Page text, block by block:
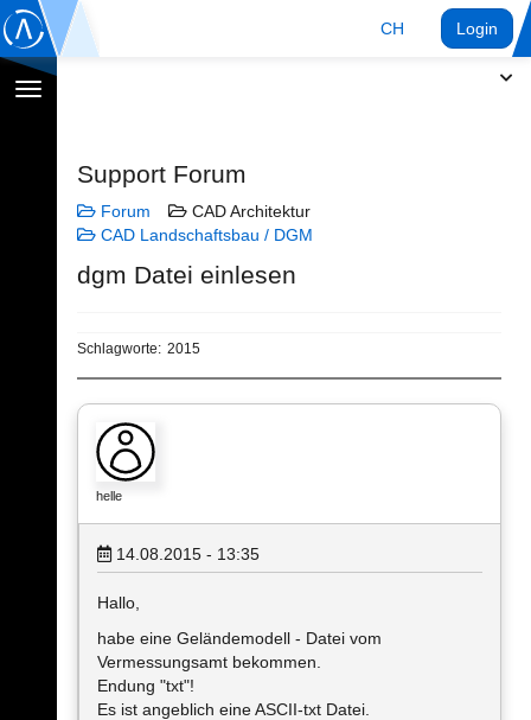
CH Login
Navigation
Support Forum
Forum
CAD Architektur
CAD Landschaftsbau / DGM
dgm Datei einlesen
Schlagworte: 2015
helle
14.08.2015 - 13:35
Hallo,
habe eine Geländemodell - Datei vom
Vermessungsamt bekommen.
Endung "txt"!
Es ist angeblich eine ASCII-txt Datei.